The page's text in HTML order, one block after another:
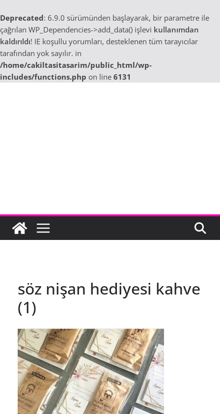
Deprecated: 6.9.0 sürümünden başlayarak, bir parametre ile
çağrılan WP_Dependencies->add_data() işlevi kullanımdan
kaldırıldı! IE koşullu yorumları, desteklenen tüm tarayıcılar
tarafından yok sayılır. in
/home/cakiltasitasarim/public_html/wp-
includes/functions.php on line 6131
söz nişan hediyesi kahve
(1)